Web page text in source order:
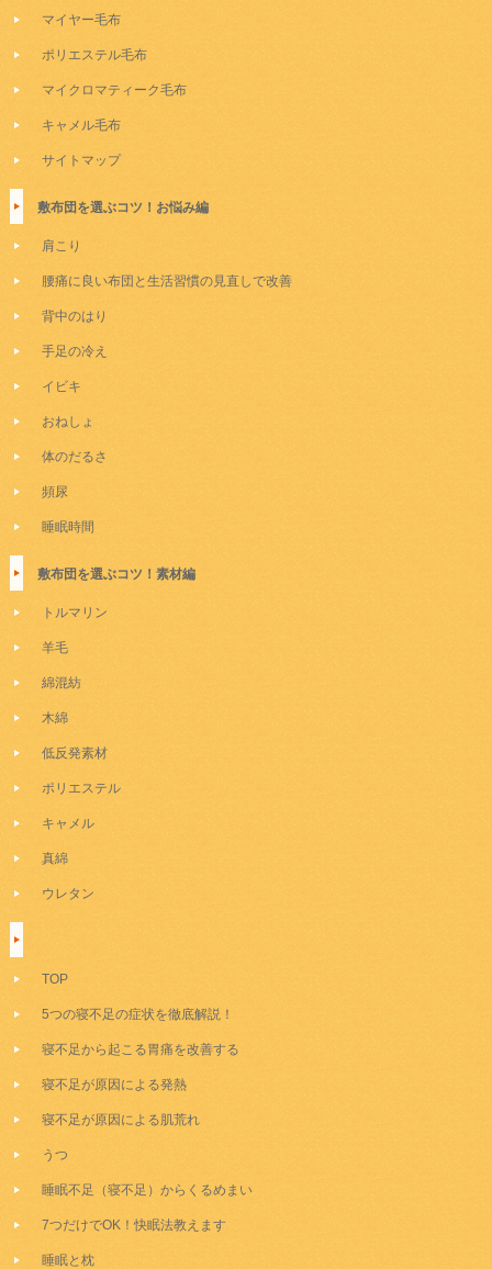
マイヤー毛布
ポリエステル毛布
マイクロマティーク毛布
キャメル毛布
サイトマップ
敷布団を選ぶコツ！お悩み編
肩こり
腰痛に良い布団と生活習慣の見直しで改善
背中のはり
手足の冷え
イビキ
おねしょ
体のだるさ
頻尿
睡眠時間
敷布団を選ぶコツ！素材編
トルマリン
羊毛
綿混紡
木綿
低反発素材
ポリエステル
キャメル
真綿
ウレタン
TOP
5つの寝不足の症状を徹底解説！
寝不足から起こる胃痛を改善する
寝不足が原因による発熱
寝不足が原因による肌荒れ
うつ
睡眠不足（寝不足）からくるめまい
7つだけでOK！快眠法教えます
睡眠と枕